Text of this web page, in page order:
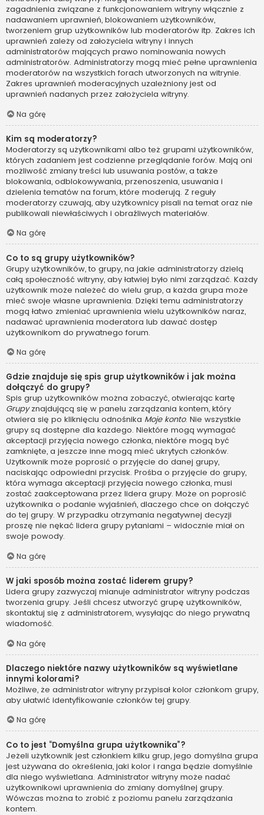
zagadnienia związane z funkcjonowaniem witryny włącznie z
nadawaniem uprawnień, blokowaniem użytkowników,
tworzeniem grup użytkowników lub moderatorów itp. Zakres ich
uprawnień zależy od założyciela witryny i innych
administratorów mających prawo nominowania nowych
administratorów. Administratorzy mogą mieć pełne uprawnienia
moderatorów na wszystkich forach utworzonych na witrynie.
Zakres uprawnień moderacyjnych uzależniony jest od
uprawnień nadanych przez założyciela witryny.
Na górę
Kim są moderatorzy?
Moderatorzy są użytkownikami albo też grupami użytkowników,
których zadaniem jest codzienne przeglądanie forów. Mają oni
możliwość zmiany treści lub usuwania postów, a także
blokowania, odblokowywania, przenoszenia, usuwania i
dzielenia tematów na forum, które moderują. Z reguły
moderatorzy czuwają, aby użytkownicy pisali na temat oraz nie
publikowali niewłaściwych i obraźliwych materiałów.
Na górę
Co to są grupy użytkowników?
Grupy użytkowników, to grupy, na jakie administratorzy dzielą
całą społeczność witryny, aby łatwiej było nimi zarządzać. Każdy
użytkownik może należeć do wielu grup, a każda grupa może
mieć swoje własne uprawnienia. Dzięki temu administratorzy
mogą łatwo zmieniać uprawnienia wielu użytkowników naraz,
nadawać uprawnienia moderatora lub dawać dostęp
użytkownikom do prywatnego forum.
Na górę
Gdzie znajduje się spis grup użytkowników i jak można
dołączyć do grupy?
Spis grup użytkowników można zobaczyć, otwierając kartę
Grupyznajdującą się w panelu zarządzania kontem, który
otwiera się po kliknięciu odnośnika Moje konto. Nie wszystkie
grupy są dostępne dla każdego. Niektóre mogą wymagać
akceptacji przyjęcia nowego członka, niektóre mogą być
zamknięte, a jeszcze inne mogą mieć ukrytych członków.
Użytkownik może poprosić o przyjęcie do danej grupy,
naciskając odpowiedni przycisk. Prośba o przyjęcie do grupy,
która wymaga akceptacji przyjęcia nowego członka, musi
zostać zaakceptowana przez lidera grupy. Może on poprosić
użytkownika o podanie wyjaśnień, dlaczego chce on dołączyć
do tej grupy. W przypadku otrzymania negatywnej decyzji
proszę nie nękać lidera grupy pytaniami – widocznie miał on
swoje powody.
Na górę
W jaki sposób można zostać liderem grupy?
Lidera grupy zazwyczaj mianuje administrator witryny podczas
tworzenia grupy. Jeśli chcesz utworzyć grupę użytkowników,
skontaktuj się z administratorem, wysyłając do niego prywatną
wiadomość.
Na górę
Dlaczego niektóre nazwy użytkowników są wyświetlane
innymi kolorami?
Możliwe, że administrator witryny przypisał kolor członkom grupy,
aby ułatwić identyfikowanie członków tej grupy.
Na górę
Co to jest “Domyślna grupa użytkownika”?
Jeżeli użytkownik jest członkiem kilku grup, jego domyślna grupa
jest używana do określenia, jaki kolor i ranga będzie domyślnie
dla niego wyświetlana. Administrator witryny może nadać
użytkownikowi uprawnienia do zmiany domyślnej grupy.
Wówczas można to zrobić z poziomu panelu zarządzania
kontem.